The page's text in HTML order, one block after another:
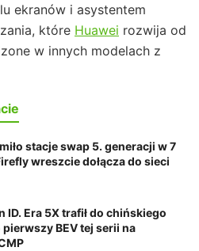
ekranów i asystentem
które Huawei rozwija od
w innych modelach z
stacje swap 5. generacji w 7
wreszcie dołącza do sieci
ID. Era 5X trafił do chińskiego
BEV tej serii na